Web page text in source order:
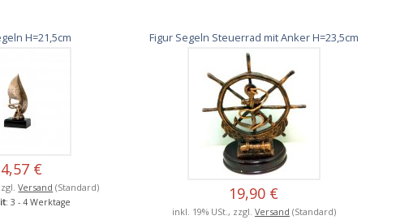
H=21,5cm
€
Versand (Standard)
: 3 - 4 Werktage
Figur Segeln Steuerrad mit Anker H=23,5cm
19,90 €
inkl. 19% USt., zzgl. Versand (Standard)